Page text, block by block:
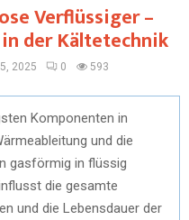
Verflüssiger –
der Kältetechnik
2025 0 593
Komponenten in
und die
gasförmig in flüssig
die gesamte
und die Lebensdauer der